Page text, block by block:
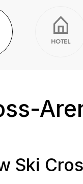
HOTEL
Ski